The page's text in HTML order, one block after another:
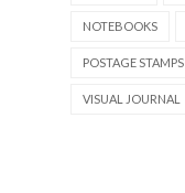
NOTEBOOKS
POSTAGE STAMPS
VISUAL JOURNAL